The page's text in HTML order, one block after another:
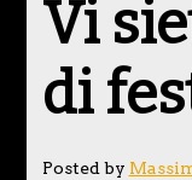
Vi
di
Posted by